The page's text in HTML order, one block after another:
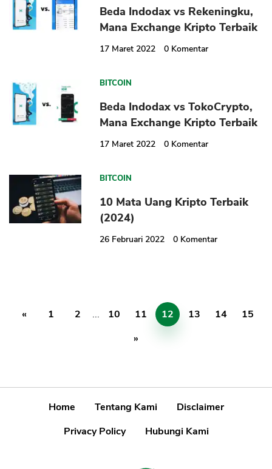
Beda Indodax vs Rekeningku,
Mana Exchange Kripto Terbaik
17 Maret 2022 0 Komentar
BITCOIN
Beda Indodax vs TokoCrypto,
Mana Exchange Kripto Terbaik
17 Maret 2022 0 Komentar
BITCOIN
10 Mata Uang Kripto Terbaik
(2024)
26 Februari 2022 0 Komentar
« 1 2 ... 10 11 12 13 14
15
»
Home Tentang Kami
Disclaimer
Privacy Policy
Hubungi Kami